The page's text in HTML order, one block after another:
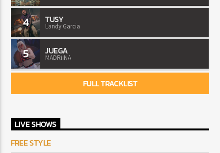
4 TUSY
Landy Garcia
5 JUEGA
MADRiiNA
FULL TRACKLIST
LIVE SHOWS
FREE STYLE